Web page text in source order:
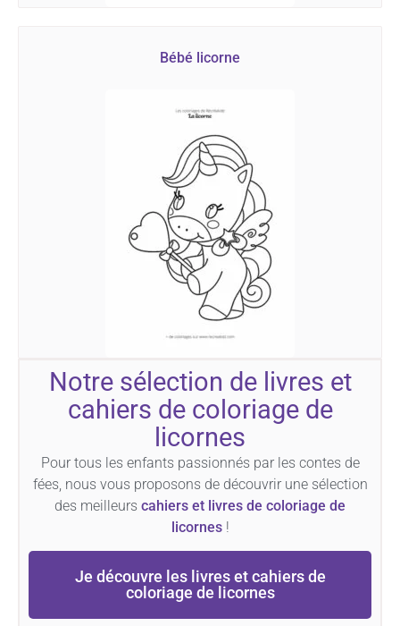
Bébé licorne
Notre sélection de livres et
cahiers de coloriage de
licornes
Pour tous les enfants passionnés par les contes de
fées, nous vous proposons de découvrir une sélection
des meilleurs cahiers et livres de coloriage de
licornes!
Je découvre les livres et cahiers de
coloriage de licornes